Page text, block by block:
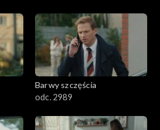
Barwy szczęścia
odc. 2989